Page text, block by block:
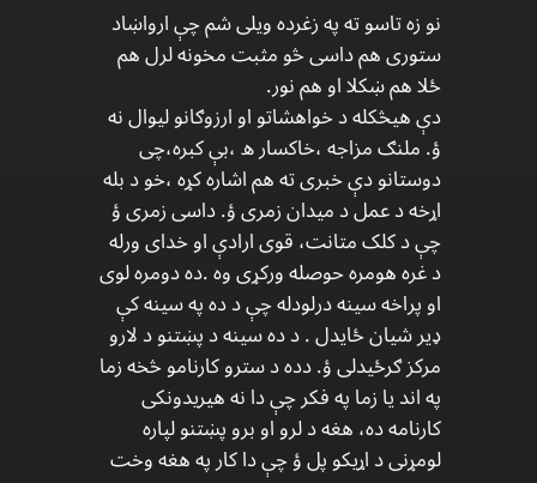
نو زه تاسو ته په زغرده ويلی شم چې ارواښاد
ستوری هم داسی څو مثبت مخونه لرل هم
ځلا هم ښکلا او هم نور.
دې هیڅکله د خواهشاتو او ارزوګانو لیوال نه
ؤ. ملنګ مزاجه ،خاکسار ه ،بې کبره،چی
دوستانو دې خبری ته هم اشاره کړه ،خو د بله
اړخه د عمل د میدان زمری ؤ. داسی زمری ؤ
چې د کلک متانت، قوی ارادې او خدای ورله
د غره هومره حوصله ورکړی وه .ده دومره لوی
او پراخه سینه درلودله چې د ده په سینه کې
ډیر شیان ځایدل . د ده سینه د پښتنو د لارو
مرکز ګرځیدلی ؤ. دده د سترو کارنامو څخه زما
په اند یا زما په فکر چې دا نه هیریدونکی
کارنامه ده، هغه د لرو او برو پښتنو لپاره
لومړنی د اړیکو پل ؤ چې دا کار په هغه وخت